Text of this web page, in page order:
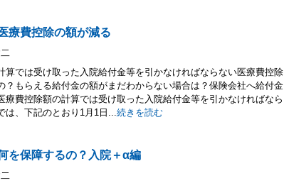
療費控除の額が減る
算では受け取った入院給付金等を引かなければならない医療費控除
？もらえる給付金の額がまだわからない場合は？保険会社へ給付金
療費控除額の計算では受け取った入院給付金等を引かなければなら
は、下記のとおり1月1日...続きを読む
を保障するの？入院＋α編